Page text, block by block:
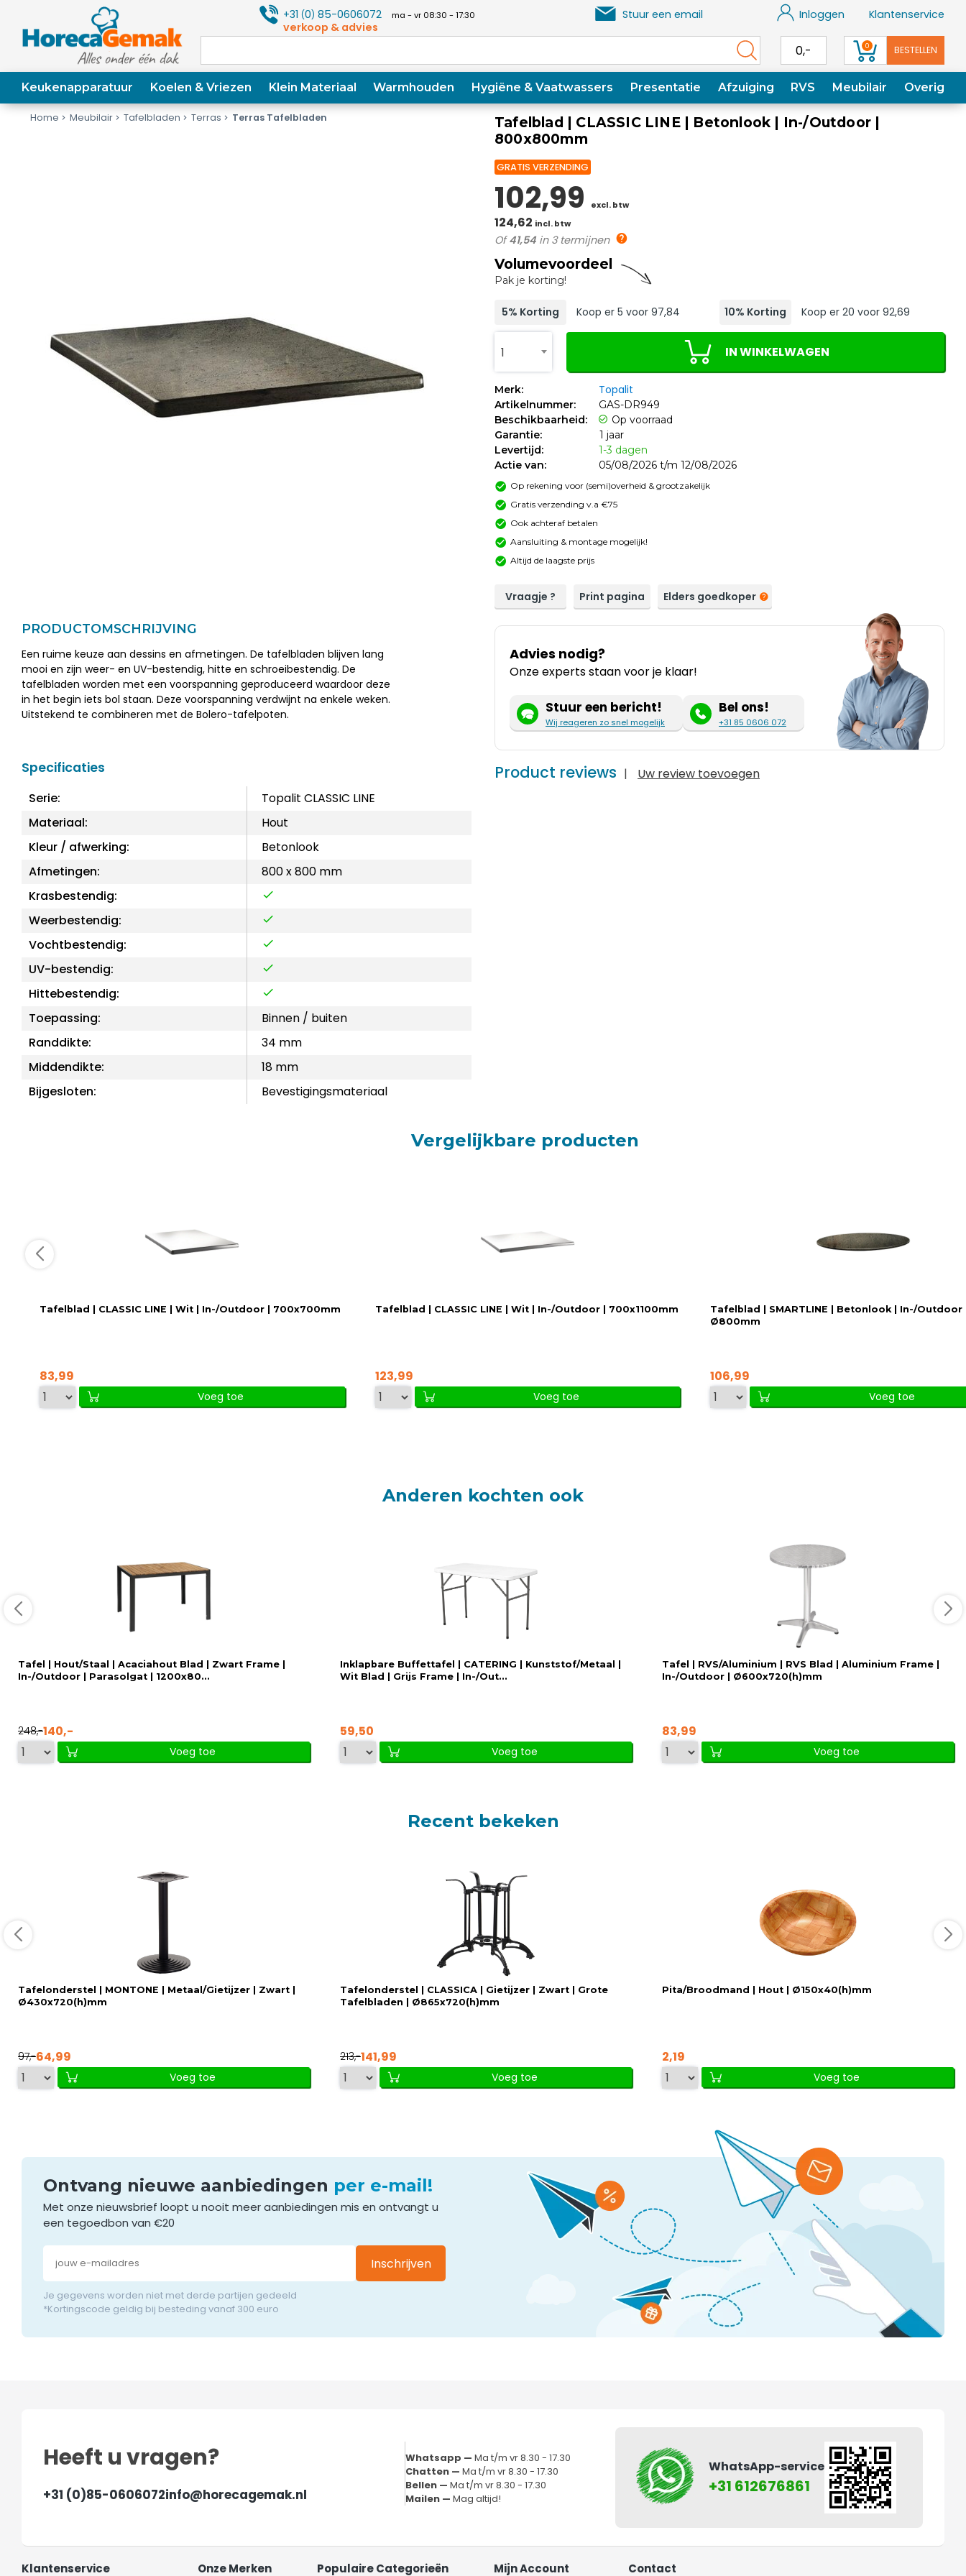
+31(0) 85-0606072 ma - vr 08:30 - 17:30
verkoop & advies
Stuur een email Inloggen Klantenservice
0,- 0 BESTELLEN
Keukenapparatuur Koelen & Vriezen Klein Materiaal Warmhouden Hygiëne & Vaatwassers Presentatie Afzuiging RVS Meubilair Overig
Home Meubilair Tafelbladen Terras Terras Tafelbladen
PRODUCTOMSCHRIJVING
Een ruime keuze aan dessins en afmetingen. De tafelbladen blijven lang
mooi en zijn weer- en UV-bestendig, hitte en schroeibestendig. De
tafelbladen worden met een voorspanning geproduceerd waardoor deze
in het begin iets bol staan. Deze voorspanning verdwijnt na enkele weken.
Uitstekend te combineren met de Bolero-tafelpoten.
Specificaties
Serie:
Topalit CLASSIC LINE
Materiaal:
Hout
Kleur / afwerking:
Betonlook
Afmetingen:
800 x 800 mm
Krasbestendig:
Weerbestendig:
Vochtbestendig:
UV-bestendig:
Hittebestendig:
Toepassing:
Binnen / buiten
Randdikte:
34 mm
Middendikte:
18 mm
Bijgesloten:
Bevestigingsmateriaal
Tafelblad | CLASSIC LINE | Betonlook | In-/Outdoor |
800x800mm
GRATIS VERZENDING
102,99 excl. btw
124,62 incl. btw
Of41,54 in 3 termijnen
Volumevoordeel
Pak je korting!
5% Korting Koop er 5 voor 97,84 10% Korting Koop er 20 voor 92,69
1 IN WINKELWAGEN
Merk: Topalit
Artikelnummer:
GAS-DR949
Beschikbaarheid:
Op voorraad
Garantie:
1 jaar
Levertijd:
1-3 dagen
Actie van:
05/08/2026 t/m 12/08/2026
Op rekening voor (semi)overheid & grootzakelijk
Gratis verzending v.a €75
Ook achteraf betalen
Aansluiting & montage mogelijk!
Altijd de laagste prijs
Vraagje ? Print pagina Elders goedkoper
Advies nodig?
Onze experts staan voor je klaar!
Stuur een bericht!
Wij reageren zo snel mogelijk
Bel ons!
+31 85 0606 072
Product reviews | Uw review toevoegen
Vergelijkbare producten
Tafelblad | CLASSIC LINE | Wit | In-/Outdoor | 700x700mm
83,99
Voeg toe
Tafelblad | CLASSIC LINE | Wit | In-/Outdoor | 700x1100mm
123,99
Voeg toe
Tafelblad | SMARTLINE | Betonlook | In-/Outdoor
Ø800mm
106,99
Voeg toe
Anderen kochten ook
Tafel | Hout/Staal | Acaciahout Blad | Zwart Frame |
In-/Outdoor | Parasolgat | 1200x80...
248,-140,-
Voeg toe
Inklapbare Buffettafel | CATERING | Kunststof/Metaal |
Wit Blad | Grijs Frame | In-/Out...
59,50
Voeg toe
Tafel | RVS/Aluminium | RVS Blad | Aluminium Frame |
In-/Outdoor | Ø600x720(h)mm
83,99
Voeg toe
Recent bekeken
Tafelonderstel | MONTONE | Metaal/Gietijzer | Zwart |
Ø430x720(h)mm
97,-64,99
Voeg toe
Tafelonderstel | CLASSICA | Gietijzer | Zwart | Grote
Tafelbladen | Ø865x720(h)mm
213,-141,99
Voeg toe
Pita/Broodmand | Hout | Ø150x40(h)mm
2,19
Voeg toe
Ontvang nieuwe aanbiedingen per e-mail!
Met onze nieuwsbrief loopt u nooit meer aanbiedingen mis en ontvangt u
een tegoedbon van €20
Inschrijven
Je gegevens worden niet met derde partijen gedeeld
*Kortingscode geldig bij besteding vanaf 300 euro
Heeft u vragen?
+31 (0)85-0606072info@horecagemak.nl
Whatsapp —Ma t/m vr 8.30 - 17.30
Chatten —Ma t/m vr 8.30 - 17.30
Bellen —Ma t/m vr 8.30 - 17.30
Mailen —Mag altijd!
WhatsApp-service
+31 612676861
Klantenservice Onze Merken Populaire Categorieën Mijn Account Contact